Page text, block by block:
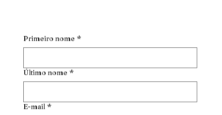
Primeiro nome *
Último nome *
E-mail *